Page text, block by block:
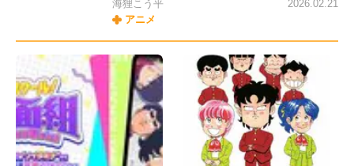
海狸こう平
アニメ
2026.02.21